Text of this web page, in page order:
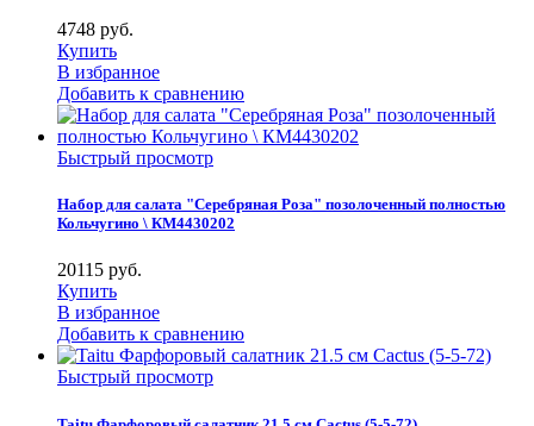
4748 руб.
Купить
В избранное
Добавить к сравнению
Быстрый просмотр
Набор для салата "Серебряная Роза" позолоченный полностью
Кольчугино \ КМ4430202
20115 руб.
Купить
В избранное
Добавить к сравнению
Быстрый просмотр